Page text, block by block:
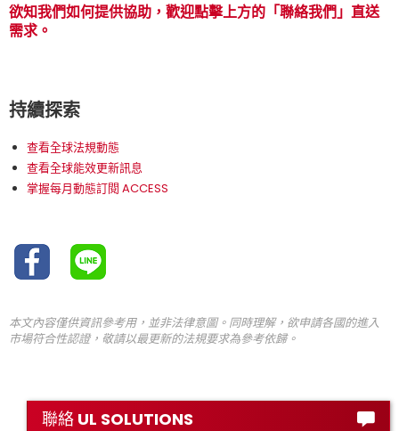
欲知我們如何提供協助，歡迎點擊上方的「聯絡我們」直送
需求。
持續探索
查看全球法規動態
查看全球能效更新訊息
掌握每月動態訂閱 ACCESS
本文內容僅供資訊參考用，並非法律意圖。同時理解，欲申請各國的進入
市場符合性認證，敬請以最更新的法規要求為參考依歸。
聯絡 UL SOLUTIONS